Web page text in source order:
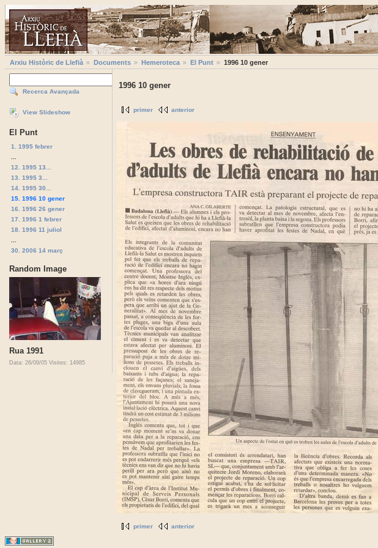
Arxiu Històric de Llefià Documents Hemeroteca El Punt 1996 10 gener
Recerca Avançada
View Slideshow
El Punt
1. 1995 febrer
12. 1995 13...
13. 1995 3...
14. 1995 30...
15. 1996 10 gener
16. 1996 26 gener
17. 1996 1 febrer
18. 1996 11 juliol
30. 2006 14 març
Random Image
Rua 1991
Data: 26/09/05 Visites: 14985
1996 10 gener
primer anterior
primer anterior